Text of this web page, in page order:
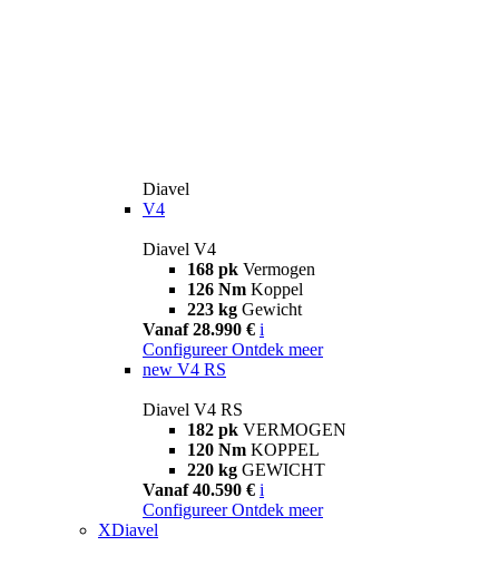
Diavel
V4
Diavel V4
168 pk Vermogen
126 Nm Koppel
223 kg Gewicht
Vanaf 28.990 € i
Configureer Ontdek meer
new V4 RS
Diavel V4 RS
182 pk VERMOGEN
120 Nm KOPPEL
220 kg GEWICHT
Vanaf 40.590 € i
Configureer Ontdek meer
XDiavel